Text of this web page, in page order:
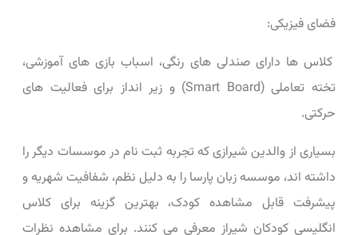
فضای فیزیکی:
کلاس ‌ها دارای صندلی ‌های رنگی، اسباب ‌بازی‌ های آموزشی،
تخته تعاملی (Smart Board) و زیر انداز برای فعالیت ‌های
حرکتی.
بسیاری از والدین شیرازی که تجربه ثبت ‌نام در موسسات دیگر را
داشته ‌اند، موسسه زبان پارسا را به دلیل نظم، شفافیت شهریه و
پیشرفت قابل مشاهده کودک، بهترین گزینه برای کلاس
انگلیسی کودکان شیراز معرفی می ‌کنند. برای مشاهده نظرات